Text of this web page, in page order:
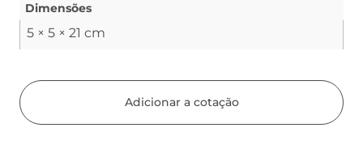
Dimensões
5 × 5 × 21 cm
Adicionar a cotação